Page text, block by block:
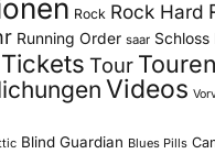
Rock Rock Hard
Running Order saar Schloss
Tickets Tour Touren
Videos
Blind Guardian Blues Pills